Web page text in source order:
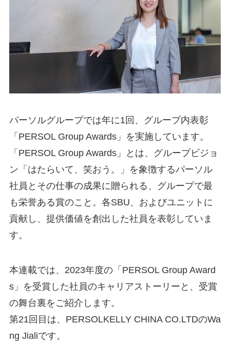
パーソルグループでは年に1回、グループ内表彰
「PERSOL Group Awards」を実施しています。
「PERSOL Group Awards」とは、グループビジョ
ン「はたらいて、笑おう。」を象徴するパーソル
社員とその仕事の成果に贈られる、グループで最
も栄誉ある賞のこと。各SBU、およびユニットに
貢献し、提供価値を創出した社員を表彰していま
す。
本連載では、2023年度の「PERSOL Group Award
s」を受賞した社員のキャリアストーリーと、受賞
の舞台裏をご紹介します。
第21回目は、PERSOLKELLY CHINA CO.LTDのWa
ng Jialiです。